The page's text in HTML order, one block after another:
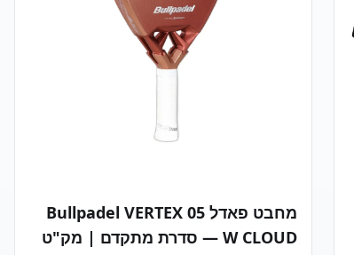
🏆 למי מתאים? מתאים לשחקניות פאדל ברמת
ביניים עד מתקדמות המחפשות נעל מקצועית עם
הפאדל. יבואן רשמי בישראל – PADELSTORE 🇮🇱
מחבט פאדל Bullpadel VERTEX 05
W CLOUD — סדרת מתקדם | מק"ט